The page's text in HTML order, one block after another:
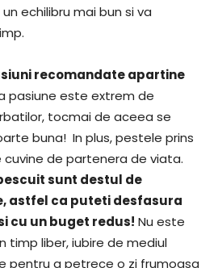
echilibru mai bun si va
recomandate apartine
pasiune este extrem de
tocmai de aceea se
buna! In plus, pestele prins
de partenera de viata.
sunt destul de
astfel ca puteti desfasura
cu un buget redus! Nu este
timp liber, iubire de mediul
pentru a petrece o zi frumoasa